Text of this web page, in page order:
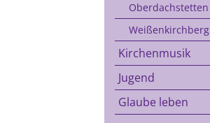
Oberdachstetten
Weißenkirchberg
Kirchenmusik
Jugend
Glaube leben